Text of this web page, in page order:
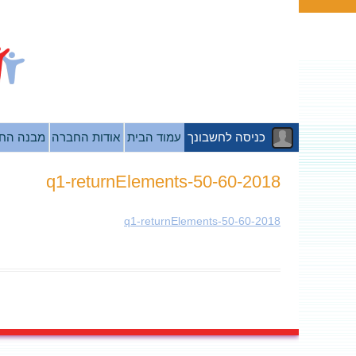
כניסה לחשבונך עמוד הבית אודות החברה מבנה
2018-q1-returnElements-50-60
2018-q1-returnElements-50-60